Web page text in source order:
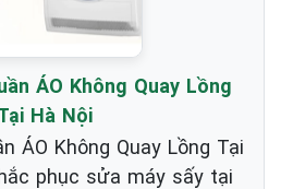
ÁO Không Quay Lồng
Hà Nội
ÁO Không Quay Lồng Tại
phục sửa máy sấy tại